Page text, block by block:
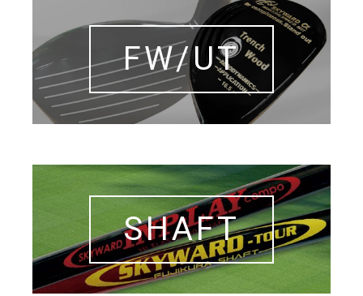
FW/UT
SHAFT